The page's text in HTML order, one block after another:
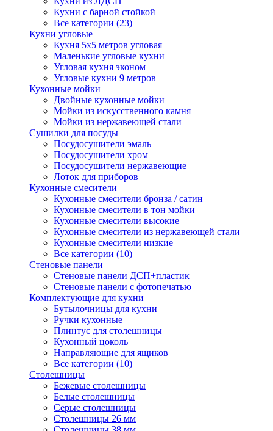
Кухни с барной стойкой
Все категории (23)
Кухни угловые
Кухня 5х5 метров угловая
Маленькие угловые кухни
Угловая кухня эконом
Угловые кухни 9 метров
Кухонные мойки
Двойные кухонные мойки
Мойки из искусственного камня
Мойки из нержавеющей стали
Сушилки для посуды
Посудосушители эмаль
Посудосушители хром
Посудосушители нержавеющие
Лоток для приборов
Кухонные смесители
Кухонные смесители бронза / сатин
Кухонные смесители в тон мойки
Кухонные смесители высокие
Кухонные смесители из нержавеющей стали
Кухонные смесители низкие
Все категории (10)
Стеновые панели
Стеновые панели ДСП+пластик
Стеновые панели с фотопечатью
Комплектующие для кухни
Бутылочницы для кухни
Ручки кухонные
Плинтус для столешницы
Кухонный цоколь
Направляющие для ящиков
Все категории (10)
Столешницы
Бежевые столешницы
Белые столешницы
Серые столешницы
Столешницы 26 мм